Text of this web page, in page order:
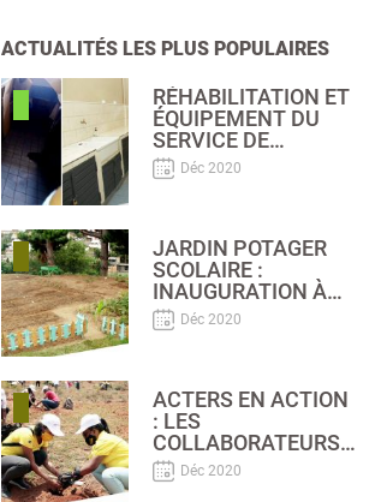
ACTUALITÉS LES PLUS POPULAIRES
RÉHABILITATION ET
ÉQUIPEMENT DU
SERVICE DE
GASTRO-
ENTÉROLOGIE DE
BEFELATANANA
(HJRB)
Déc 2020
JARDIN POTAGER
SCOLAIRE :
INAUGURATION À
L’EPP
ANKADINANDRIANA
Déc 2020
ACTERS EN ACTION
: LES
COLLABORATEURS
AXIAN SE
MOBILISENT POUR
Déc 2020